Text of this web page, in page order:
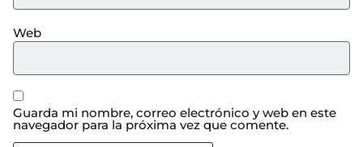
Web
Guarda mi nombre, correo electrónico y web en este
navegador para la próxima vez que comente.